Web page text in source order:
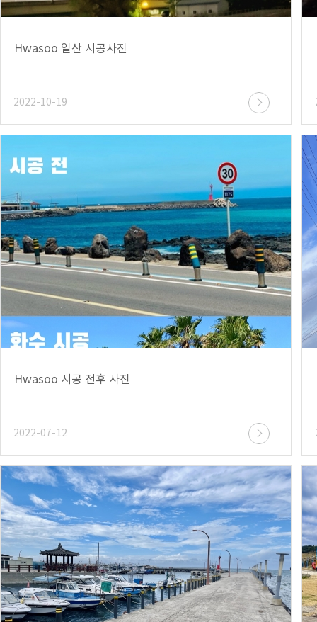
Hwasoo 일산 시공사진
2022-10-19
Hwasoo 시공 전후 사진
2022-07-12